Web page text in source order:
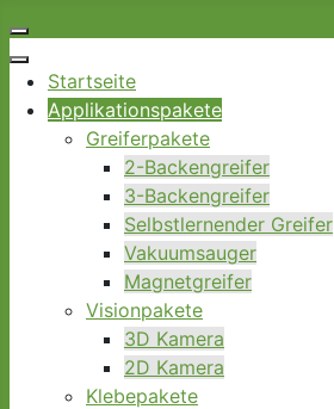
Startseite
Applikationspakete
Greiferpakete
2-Backengreifer
3-Backengreifer
Selbstlernender Greifer
Vakuumsauger
Magnetgreifer
Visionpakete
3D Kamera
2D Kamera
Klebepakete